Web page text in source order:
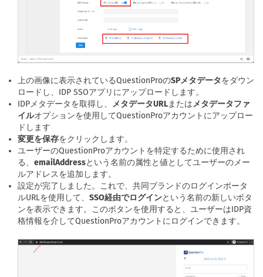
上の画像に表示されているQuestionProのSPメタデータをダウン
ロードし、IDP SSOアプリにアップロードします。
IDPメタデータを取得し、 メタデータURLまたはメタデータファ
イルオプションを使用してQuestionProアカウントにアップロー
ドします
変更を保存をクリックします。
ユーザーのQuestionProアカウントを特定するために使用され
る、 emailAddressという名前の属性と値としてユーザーのメー
ルアドレスを追加します。
設定が完了しました。これで、共同ブランドのログインポータ
ルURLを使用して、 SSO経由でログインという名前の新しいボタ
ンを表示できます。このボタンを使用すると、ユーザーはIDP資
格情報を介してQuestionProアカウントにログインできます。